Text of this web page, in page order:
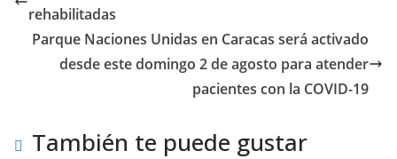
rehabilitadas
Parque Naciones Unidas en Caracas será activado
desde este domingo 2 de agosto para atender
pacientes con la COVID-19
También te puede gustar